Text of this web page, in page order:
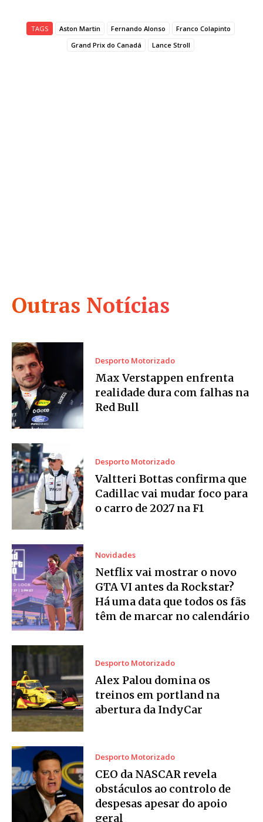
Outras Notícias
Desporto Motorizado
Max Verstappen enfrenta
realidade dura com falhas na
Red Bull
Desporto Motorizado
Valtteri Bottas confirma que
Cadillac vai mudar foco para
o carro de 2027 na F1
Novidades
Netflix vai mostrar o novo
GTA VI antes da Rockstar?
Há uma data que todos os fãs
têm de marcar no calendário
Desporto Motorizado
Alex Palou domina os
treinos em portland na
abertura da IndyCar
Desporto Motorizado
CEO da NASCAR revela
obstáculos ao controlo de
despesas apesar do apoio
geral
TAGS Aston Martin Fernando Alonso
Franco Colapinto
Grand Prix do Canadá
Lance Stroll